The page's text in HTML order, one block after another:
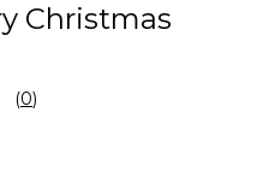
Christmas
(0)